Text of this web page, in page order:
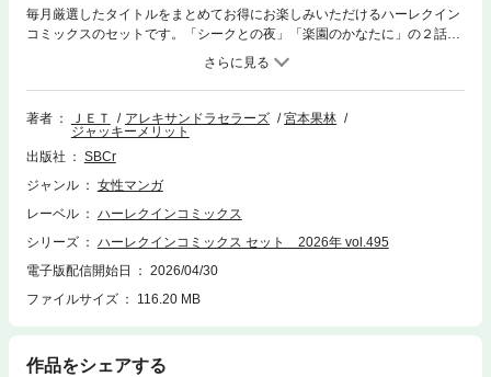
毎月厳選したタイトルをまとめてお得にお楽しみいただけるハーレクイン
コミックスのセットです。「シークとの夜」「楽園のかなたに」の２話を
著者 ＪＥＴ アレキサンドラセラーズ
宮本果林
ジャッキーメリット
出版社
SBCr
ジャンル
女性マンガ
レーベル
ハーレクインコミックス
シリーズ
ハーレクインコミックス セット 2026年 vol.495
電子版配信開始日
2026/04/30
ファイルサイズ
116.20 MB
作品をシェアする